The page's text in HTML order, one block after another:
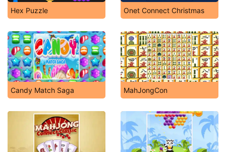
Hex Puzzle Onet Connect Christmas
Candy Match Saga MahJongCon